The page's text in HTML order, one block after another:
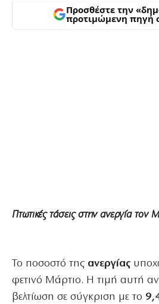
Προσθέστε την
προτιμώμενη πηγή
Πτωτικές τάσεις στην ανεργία τον
Το ποσοστό της ανεργίας
φετινό Μάρτιο. Η τιμή αυτή
βελτίωση σε σύγκριση με το